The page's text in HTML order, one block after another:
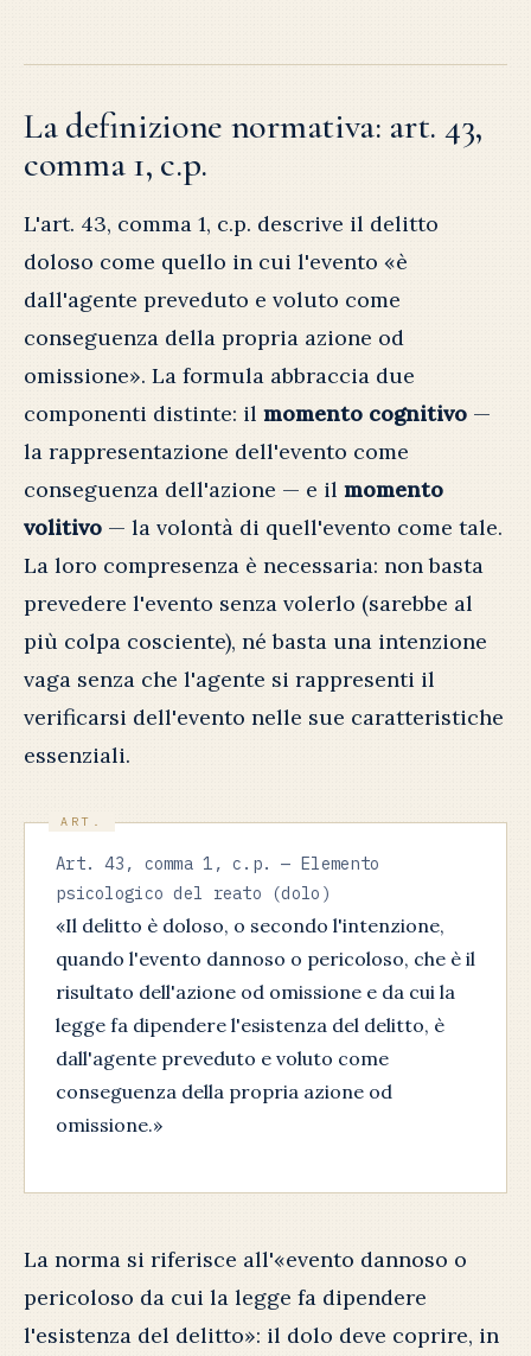
La definizione normativa: art. 43,
comma 1, c.p.
L'art. 43, comma 1, c.p. descrive il delitto
doloso come quello in cui l'evento «è
dall'agente preveduto e voluto come
conseguenza della propria azione od
omissione». La formula abbraccia due
componenti distinte: il momento cognitivo —
la rappresentazione dell'evento come
conseguenza dell'azione — e il momento
volitivo — la volontà di quell'evento come tale.
La loro compresenza è necessaria: non basta
prevedere l'evento senza volerlo (sarebbe al
più colpa cosciente), né basta una intenzione
vaga senza che l'agente si rappresenti il
verificarsi dell'evento nelle sue caratteristiche
essenziali.
Art. 43, comma 1, c.p. — Elemento
psicologico del reato (dolo)
«Il delitto è doloso, o secondo l'intenzione,
quando l'evento dannoso o pericoloso, che è il
risultato dell'azione od omissione e da cui la
legge fa dipendere l'esistenza del delitto, è
dall'agente preveduto e voluto come
conseguenza della propria azione od
omissione.»
La norma si riferisce all'«evento dannoso o
pericoloso da cui la legge fa dipendere
l'esistenza del delitto»: il dolo deve coprire, in